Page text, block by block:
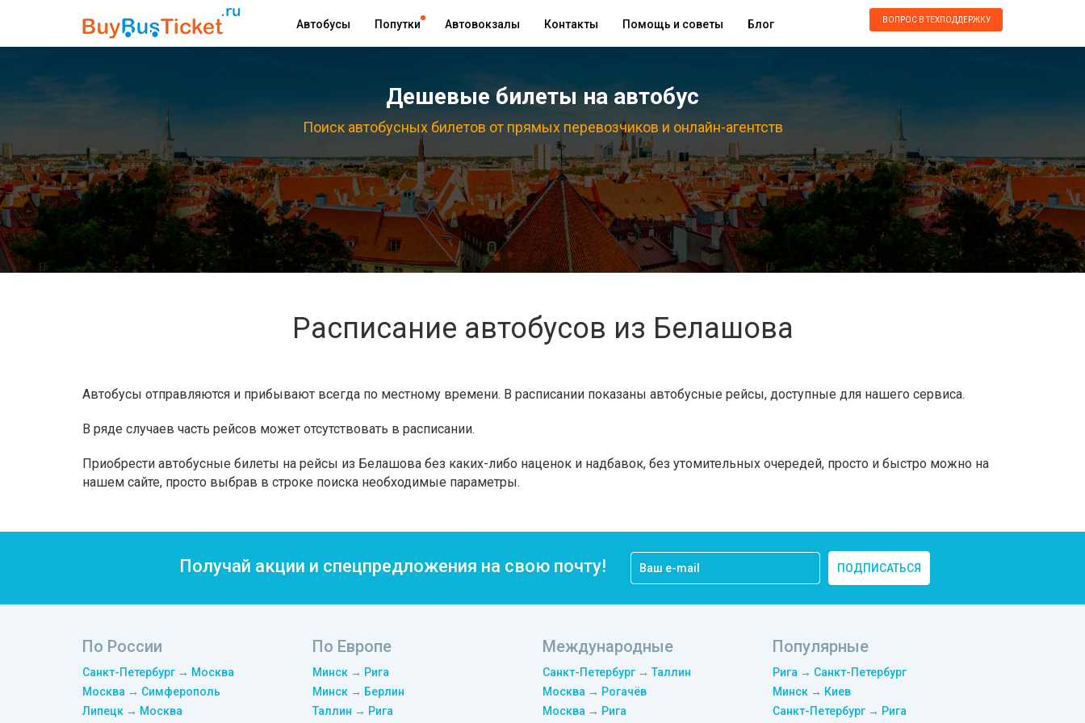
Автобусы Попутки Автовокзалы Контакты Помощь и советы Блог ВОПРОС В ТЕХПОДДЕРЖКУ
Дешевые билеты на автобус
Поиск автобусных билетов от прямых перевозчиков и онлайн-агентств
Расписание автобусов из Белашова
Автобусы отправляются и прибывают всегда по местному времени. В расписании показаны автобусные рейсы, доступные для нашего сервиса.
В ряде случаев часть рейсов может отсутствовать в расписании.
Приобрести автобусные билеты на рейсы из Белашова без каких-либо наценок и надбавок, без утомительных очередей, просто и быстро можно на
нашем сайте, просто выбрав в строке поиска необходимые параметры.
Получай акции и спецпредложения на свою почту! ПОДПИСАТЬСЯ
По России
Санкт-Петербург → Москва
Москва → Симферополь
Липецк → Москва
По Европе
Минск → Рига
Минск → Берлин
Таллин → Рига
Международные
Санкт-Петербург → Таллин
Москва → Рогачёв
Москва → Рига
Популярные
Рига → Санкт-Петербург
Минск → Киев
Санкт-Петербург → Рига